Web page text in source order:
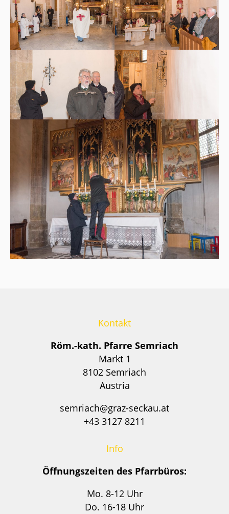
Kontakt
Röm.-kath. Pfarre Semriach
Markt 1
8102 Semriach
Austria
semriach@graz-seckau.at
+43 3127 8211
Info
Öffnungszeiten des Pfarrbüros:
Mo. 8-12 Uhr
Do. 16-18 Uhr